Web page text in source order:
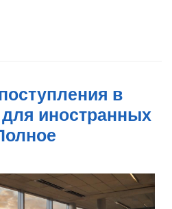
в
иностранных